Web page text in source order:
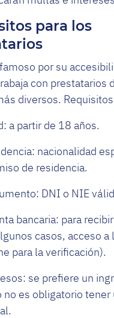
para los
por su
con prestatarios
diversos.
a partir de 18 años.
nacionalidad
de residencia.
DNI o NIE
bancaria: para
casos, acceso a
para la verificación).
se prefiere un
no es obligatorio tener